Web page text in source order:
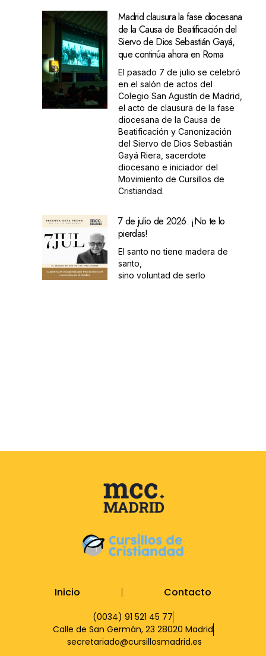
Madrid clausura la fase diocesana
de la Causa de Beatificación del
Siervo de Dios Sebastián Gayá,
que continúa ahora en Roma
El pasado 7 de julio se celebró
en el salón de actos del
Colegio San Agustín de Madrid,
el acto de clausura de la fase
diocesana de la Causa de
Beatificación y Canonización
del Siervo de Dios Sebastián
Gayá Riera, sacerdote
diocesano e iniciador del
Movimiento de Cursillos de
Cristiandad.
7 de julio de 2026. ¡No te lo
pierdas!
El santo no tiene madera de
santo,
sino voluntad de serlo
Inicio Contacto
(0034) 91 521 45 77
Calle de San Germán, 23 28020 Madrid
secretariado@cursillosmadrid.es